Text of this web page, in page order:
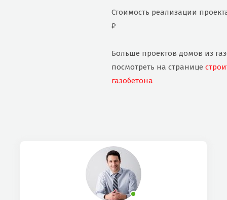
Стоимость реализации
₽
Больше проектов домов из
посмотреть на странице
газобетона